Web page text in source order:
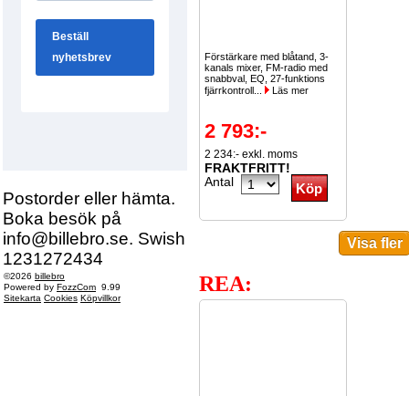
Postorder eller hämta.
Boka besök på
info@billebro.se. Swish
1231272434
©2026 billebro
Powered by FozzCom 9.99
Sitekarta Cookies Köpvillkor
Förstärkare med blåtand, 3-
kanals mixer, FM-radio med
snabbval, EQ, 27-funktions
fjärrkontroll...
Läs mer
2 793:-
2 234:- exkl. moms
FRAKTFRITT!
Antal
REA: